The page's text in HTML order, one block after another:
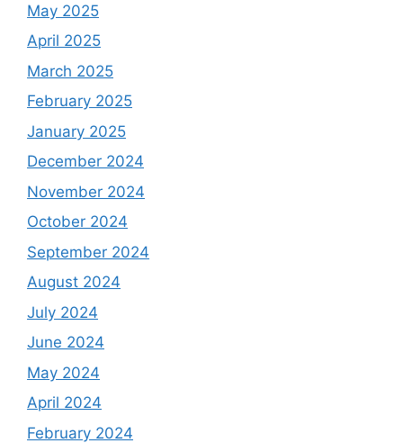
May 2025
April 2025
March 2025
February 2025
January 2025
December 2024
November 2024
October 2024
September 2024
August 2024
July 2024
June 2024
May 2024
April 2024
February 2024